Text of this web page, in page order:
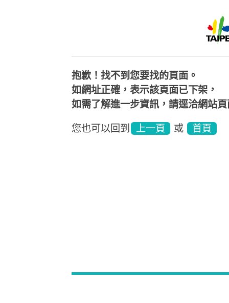
抱歉！找不到您要找的頁面。
如網址正確，表示該頁面已下架，
如需了解進一步資訊，請逕洽網站
您也可以回到 上一頁 或 首頁